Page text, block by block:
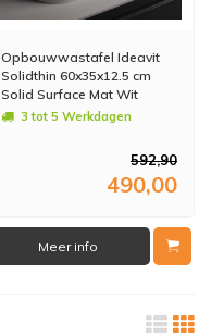
Opbouwwastafel Ideavit
Solidthin 60x35x12.5 cm
Solid Surface Mat Wit
3 tot 5 Werkdagen
592,90
490,00
Meer info